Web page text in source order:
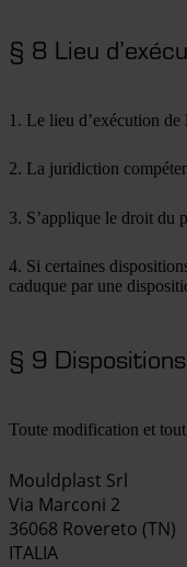
§ 8 Lieu
1. Le lieu d’exécution de
2. La juridiction
3. S’applique le droit du
4. Si certaines
caduque par une
§ 9
Toute modification et
Mouldplast Srl
Via Marconi 2
36068 Rovereto (TN)
ITALIA